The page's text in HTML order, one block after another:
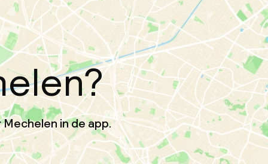
in de app.